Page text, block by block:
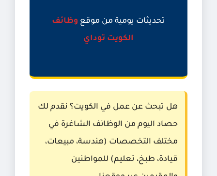
تحديثات يومية من موقع وظائف
الكويت توداي
هل تبحث عن عمل في الكويت؟ نقدم لك
حصاد اليوم من الوظائف الشاغرة في
مختلف التخصصات (هندسة، مبيعات،
قيادة، طبخ، تعليم) للمواطنين